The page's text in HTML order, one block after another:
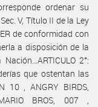
ordenar su
V, Título II de la Ley
de conformidad con
a disposición de la
2°:
que ostentan las
10 , ANGRY BIRDS,
BROS, 007 ,